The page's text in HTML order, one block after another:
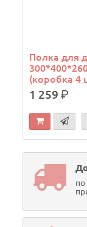
Полка для
(коробка 4
1 259р.